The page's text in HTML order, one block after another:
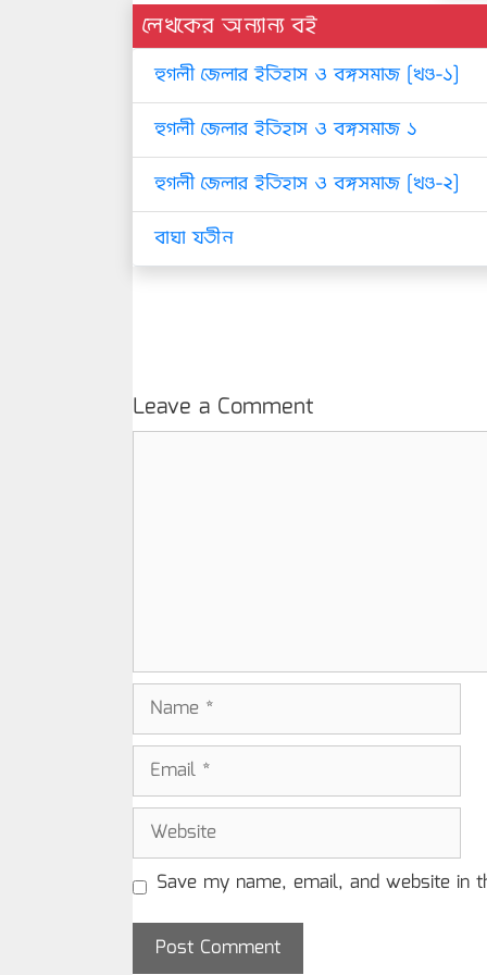
লেখকের অন্যান্য বই
হুগলী জেলার ইতিহাস ও বঙ্গসমাজ [খণ্ড-১]
হুগলী জেলার ইতিহাস ও বঙ্গসমাজ ১
হুগলী জেলার ইতিহাস ও বঙ্গসমাজ [খণ্ড-২]
বাঘা যতীন
Leave a Comment
Name
Email
Website
Save my name, email, and website